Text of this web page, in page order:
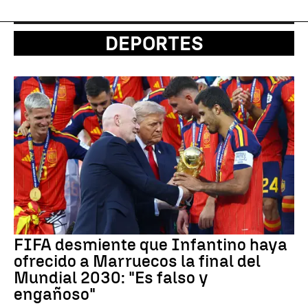
DEPORTES
FIFA desmiente que Infantino haya
ofrecido a Marruecos la final del
Mundial 2030: "Es falso y
engañoso"